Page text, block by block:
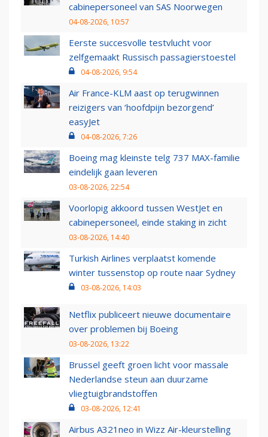
cabinepersoneel van SAS Noorwegen
04-08-2026, 10:57
Eerste succesvolle testvlucht voor
zelfgemaakt Russisch passagierstoestel
04-08-2026, 9:54
Air France-KLM aast op terugwinnen
reizigers van ‘hoofdpijn bezorgend’
easyJet
04-08-2026, 7:26
Boeing mag kleinste telg 737 MAX-familie
eindelijk gaan leveren
03-08-2026, 22:54
Voorlopig akkoord tussen WestJet en
cabinepersoneel, einde staking in zicht
03-08-2026, 14:40
Turkish Airlines verplaatst komende
winter tussenstop op route naar Sydney
03-08-2026, 14:03
Netflix publiceert nieuwe documentaire
over problemen bij Boeing
03-08-2026, 13:22
Brussel geeft groen licht voor massale
Nederlandse steun aan duurzame
vliegtuigbrandstoffen
03-08-2026, 12:41
Airbus A321neo in Wizz Air-kleurstelling